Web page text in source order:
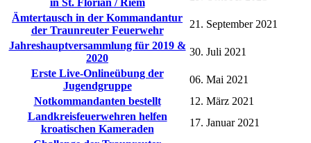
in St. Florian / Riem
Ämtertausch in der Kommandantur
der Traunreuter Feuerwehr
21. September 2021
Jahreshauptversammlung für 2019 &
2020
30. Juli 2021
Erste Live-Onlineübung der
Jugendgruppe
06. Mai 2021
Notkommandanten bestellt
12. März 2021
Landkreisfeuerwehren helfen
kroatischen Kameraden
17. Januar 2021